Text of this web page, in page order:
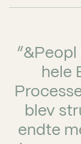
hele
blev
endte